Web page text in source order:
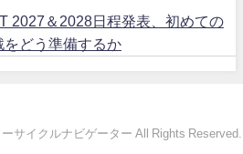
2027＆2028日程発表、初めての
をどう準備するか
サイクルナビゲーター All Rights Reserved.